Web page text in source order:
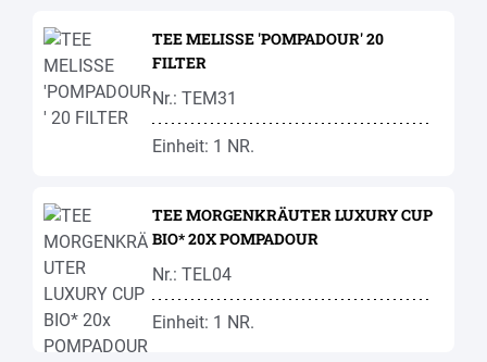
TEE MELISSE 'POMPADOUR' 20
FILTER
Nr.: TEM31
Einheit: 1 NR.
TEE MORGENKRÄUTER LUXURY CUP
BIO* 20X POMPADOUR
Nr.: TEL04
Einheit: 1 NR.